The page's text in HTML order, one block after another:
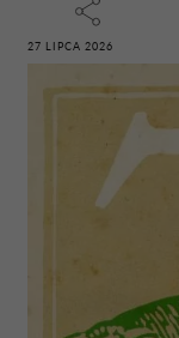
27 LIPCA 2026